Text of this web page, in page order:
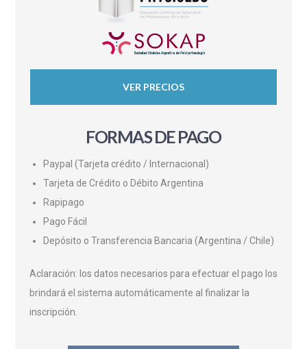
VER PRECIOS
FORMAS DE PAGO
Paypal (Tarjeta crédito / Internacional)
Tarjeta de Crédito o Débito Argentina
Rapipago
Pago Fácil
Depósito o Transferencia Bancaria (Argentina / Chile)
Aclaración: los datos necesarios para efectuar el pago los
brindará el sistema automáticamente al finalizar la
inscripción.